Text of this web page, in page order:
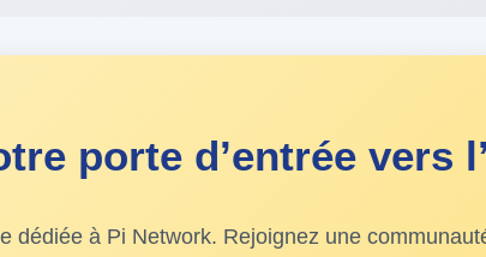
porte d’entrée vers
dédiée à Pi Network. Rejoignez une